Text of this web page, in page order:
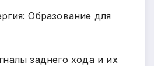
Образование для
заднего хода и их